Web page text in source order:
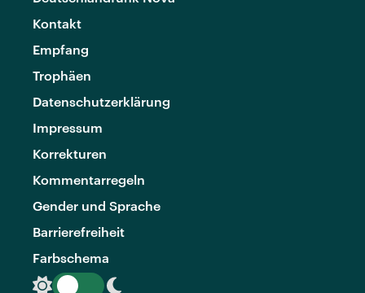
Kontakt
Empfang
Trophäen
Datenschutzerklärung
Impressum
Korrekturen
Kommentarregeln
Gender und Sprache
Barrierefreiheit
Farbschema